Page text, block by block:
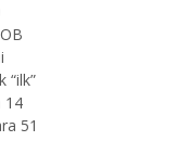
“ilk”
14
51